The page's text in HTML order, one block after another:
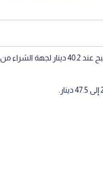
وبحسب التسعيرة، ارتفع غرام الذهب من عيار 21، الأكثر رغبة لدى الأردنيين، ليصبح عند 40.2 دينار لجهة الشراء من